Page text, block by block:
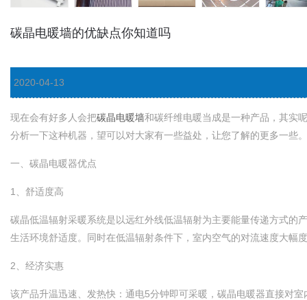
碳晶电暖墙的优缺点你知道吗
2020-04-13
现在会有好多人会把碳晶电暖墙和碳纤维电暖当成是一种产品，其实
分析一下这种机器，望可以对大家有一些益处，让您了解的更多一些。
一、碳晶电暖器优点
1、舒适度高
碳晶低温辐射采暖系统是以远红外线低温辐射为主要能量传递方式的产
生活环境舒适度。同时在低温辐射条件下，室内空气的对流速度大幅度降
2、经济实惠
该产品升温迅速、发热快：通电5分钟即可采暖，碳晶电暖器直